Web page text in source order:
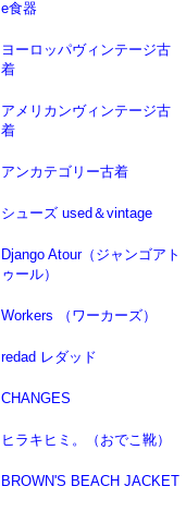
e食器
ヨーロッパヴィンテージ古
着
アメリカンヴィンテージ古
着
アンカテゴリー古着
シューズ used＆vintage
Django Atour（ジャンゴアト
ゥール）
Workers （ワーカーズ）
redad レダッド
CHANGES
ヒラキヒミ。（おでこ靴）
BROWN'S BEACH JACKET